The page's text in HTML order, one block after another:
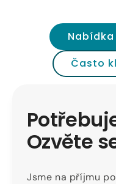
Často
Ozvěte
Jsme na příjmu